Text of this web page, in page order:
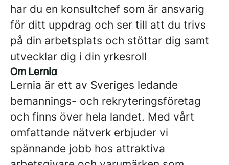
har du en konsultchef som är ansvarig
för ditt uppdrag och ser till att du trivs
på din arbetsplats och stöttar dig samt
utvecklar dig i din yrkesroll
Om Lernia
Lernia är ett av Sveriges ledande
bemannings- och rekryteringsföretag
och finns över hela landet. Med vårt
omfattande nätverk erbjuder vi
spännande jobb hos attraktiva